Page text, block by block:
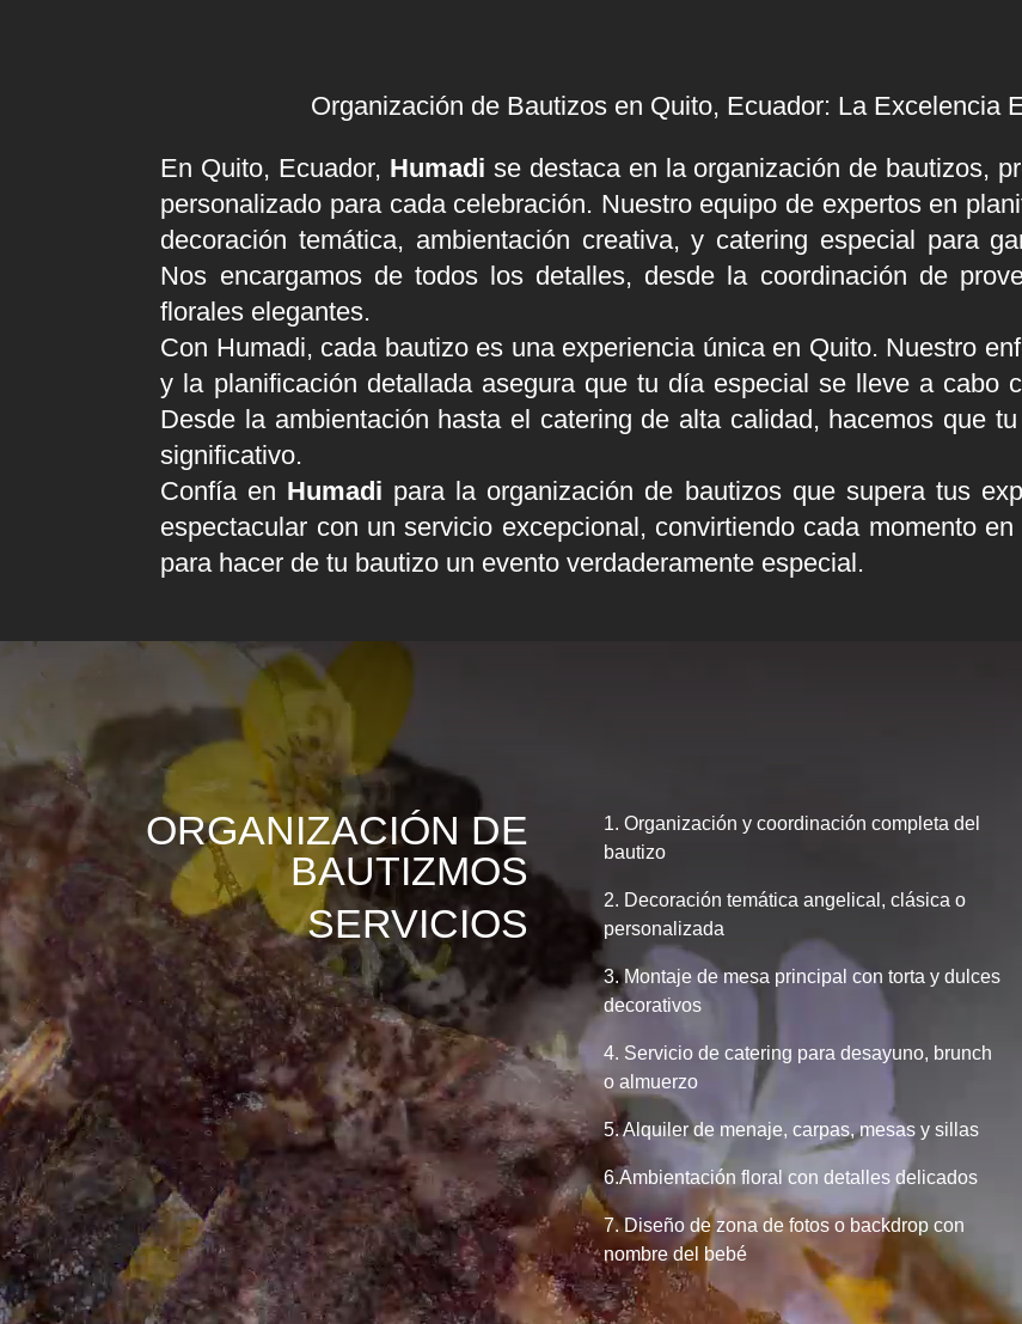
Organización de Bautizos en Quito, Ecuador: La Excelencia
En Quito, Ecuador, Humadi se destaca en la organización de bautizos,
personalizado para cada celebración. Nuestro equipo de expertos en
decoración temática, ambientación creativa, y catering especial para
Nos encargamos de todos los detalles, desde la coordinación de
florales elegantes.
Con Humadi, cada bautizo es una experiencia única en Quito. Nuestro
y la planificación detallada asegura que tu día especial se lleve a cabo
Desde la ambientación hasta el catering de alta calidad, hacemos que
significativo.
Confía en Humadi para la organización de bautizos que supera tus
espectacular con un servicio excepcional, convirtiendo cada momento
para hacer de tu bautizo un evento verdaderamente especial.
ORGANIZACIÓN DE
BAUTIZMOS
SERVICIOS
1. Organización y coordinación completa del
bautizo
2. Decoración temática angelical, clásica o
personalizada
3. Montaje de mesa principal con torta y dulces
decorativos
4. Servicio de catering para desayuno, brunch
o almuerzo
5. Alquiler de menaje, carpas, mesas y sillas
6.Ambientación floral con detalles delicados
7. Diseño de zona de fotos o backdrop con
nombre del bebé